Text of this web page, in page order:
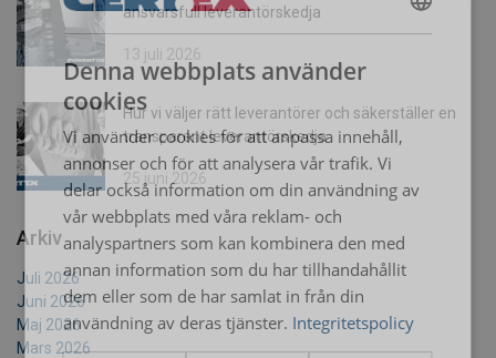
ansvarsfull leverantörskedja
13 juli 2026
Hur vi väljer rätt leverantörer och säkerställer en
transparent leverantörskedja
25 juni 2026
Arkiv
Juli 2026
Juni 2026
Maj 2026
Mars 2026
SWEDISH
ENGLISH TRANSLATION
Denna webbplats använder
cookies
Vi använder cookies för att anpassa innehåll,
annonser och för att analysera vår trafik. Vi
delar också information om din användning av
vår webbplats med våra reklam- och
analyspartners som kan kombinera den med
annan information som du har tillhandahållit
dem eller som de har samlat in från din
användning av deras tjänster. Integritetspolicy